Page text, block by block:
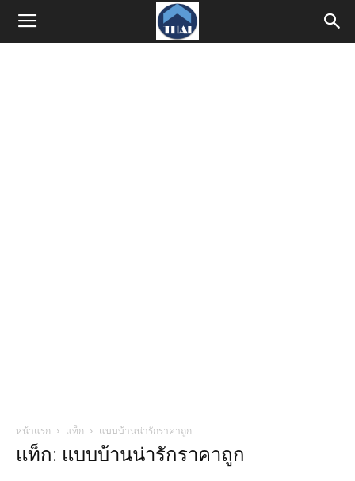
หน้าแรก แท็ก แบบบ้านน่ารักราคาถูก
แท็ก: แบบบ้านน่ารักราคาถูก